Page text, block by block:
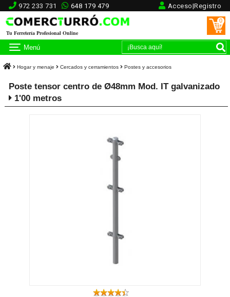
972 233 731 648 179 479 Acceso|Registro
Tu Ferretería Profesional Online
0
Menú
Hogar y menaje Cercados y cerramientos Postes y accesorios
Poste tensor centro de Ø48mm Mod. IT galvanizado
1'00 metros